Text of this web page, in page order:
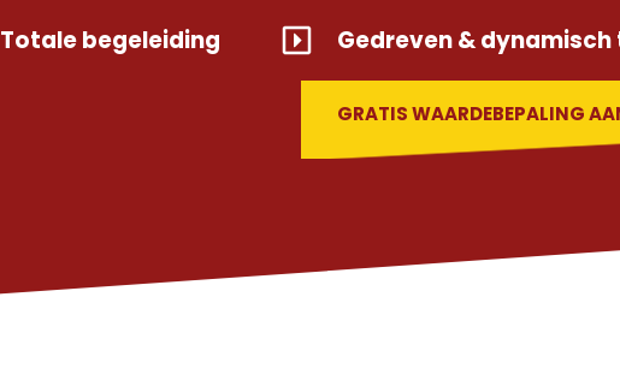
Totale begeleiding Gedreven &
GRATIS WAARDEBEPALING